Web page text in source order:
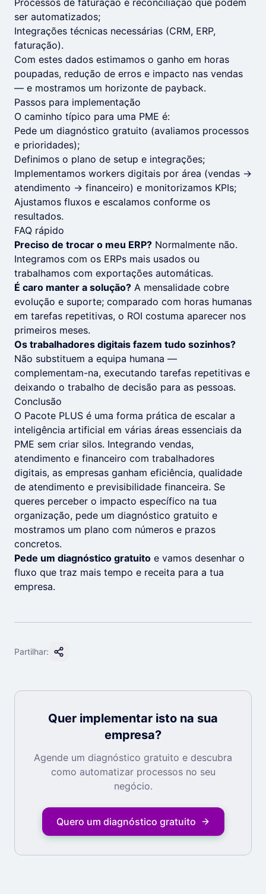
Processos de faturação e reconciliação que podem
ser automatizados;
Integrações técnicas necessárias (CRM, ERP,
faturação).
Com estes dados estimamos o ganho em horas
poupadas, redução de erros e impacto nas vendas
— e mostramos um horizonte de payback.
Passos para implementação
O caminho típico para uma PME é:
Pede um diagnóstico gratuito (avaliamos processos
e prioridades);
Definimos o plano de setup e integrações;
Implementamos workers digitais por área (vendas →
atendimento → financeiro) e monitorizamos KPIs;
Ajustamos fluxos e escalamos conforme os
resultados.
FAQ rápido
Preciso de trocar o meu ERP? Normalmente não.
Integramos com os ERPs mais usados ou
trabalhamos com exportações automáticas.
É caro manter a solução? A mensalidade cobre
evolução e suporte; comparado com horas humanas
em tarefas repetitivas, o ROI costuma aparecer nos
primeiros meses.
Os trabalhadores digitais fazem tudo sozinhos?
Não substituem a equipa humana —
complementam-na, executando tarefas repetitivas e
deixando o trabalho de decisão para as pessoas.
Conclusão
O Pacote PLUS é uma forma prática de escalar a
inteligência artificial em várias áreas essenciais da
PME sem criar silos. Integrando vendas,
atendimento e financeiro com trabalhadores
digitais, as empresas ganham eficiência, qualidade
de atendimento e previsibilidade financeira. Se
queres perceber o impacto específico na tua
organização, pede um diagnóstico gratuito e
mostramos um plano com números e prazos
concretos.
Pede um diagnóstico gratuito e vamos desenhar o
fluxo que traz mais tempo e receita para a tua
empresa.
Partilhar:
Quer implementar isto na sua
empresa?
Agende um diagnóstico gratuito e descubra
como automatizar processos no seu
negócio.
Quero um diagnóstico gratuito